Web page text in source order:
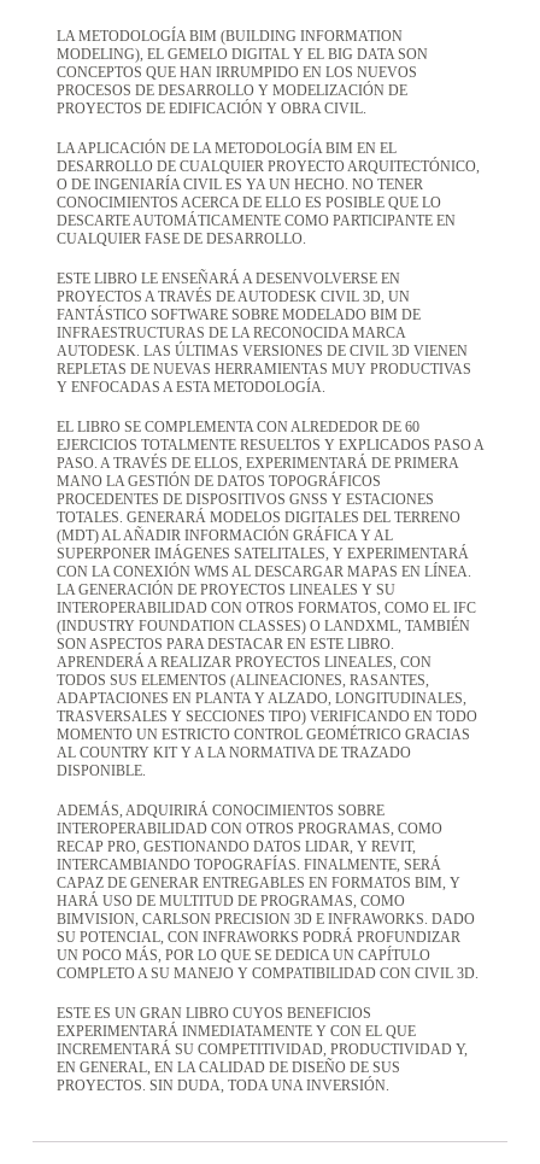
LA METODOLOGÍA BIM (BUILDING INFORMATION
MODELING), EL GEMELO DIGITAL Y EL BIG DATA SON
CONCEPTOS QUE HAN IRRUMPIDO EN LOS NUEVOS
PROCESOS DE DESARROLLO Y MODELIZACIÓN DE
PROYECTOS DE EDIFICACIÓN Y OBRA CIVIL.
LA APLICACIÓN DE LA METODOLOGÍA BIM EN EL
DESARROLLO DE CUALQUIER PROYECTO ARQUITECTÓNICO,
O DE INGENIARÍA CIVIL ES YA UN HECHO. NO TENER
CONOCIMIENTOS ACERCA DE ELLO ES POSIBLE QUE LO
DESCARTE AUTOMÁTICAMENTE COMO PARTICIPANTE EN
CUALQUIER FASE DE DESARROLLO.
ESTE LIBRO LE ENSEÑARÁ A DESENVOLVERSE EN
PROYECTOS A TRAVÉS DE AUTODESK CIVIL 3D, UN
FANTÁSTICO SOFTWARE SOBRE MODELADO BIM DE
INFRAESTRUCTURAS DE LA RECONOCIDA MARCA
AUTODESK. LAS ÚLTIMAS VERSIONES DE CIVIL 3D VIENEN
REPLETAS DE NUEVAS HERRAMIENTAS MUY PRODUCTIVAS
Y ENFOCADAS A ESTA METODOLOGÍA.
EL LIBRO SE COMPLEMENTA CON ALREDEDOR DE 60
EJERCICIOS TOTALMENTE RESUELTOS Y EXPLICADOS PASO A
PASO. A TRAVÉS DE ELLOS, EXPERIMENTARÁ DE PRIMERA
MANO LA GESTIÓN DE DATOS TOPOGRÁFICOS
PROCEDENTES DE DISPOSITIVOS GNSS Y ESTACIONES
TOTALES. GENERARÁ MODELOS DIGITALES DEL TERRENO
(MDT) AL AÑADIR INFORMACIÓN GRÁFICA Y AL
SUPERPONER IMÁGENES SATELITALES, Y EXPERIMENTARÁ
CON LA CONEXIÓN WMS AL DESCARGAR MAPAS EN LÍNEA.
LA GENERACIÓN DE PROYECTOS LINEALES Y SU
INTEROPERABILIDAD CON OTROS FORMATOS, COMO EL IFC
(INDUSTRY FOUNDATION CLASSES) O LANDXML, TAMBIÉN
SON ASPECTOS PARA DESTACAR EN ESTE LIBRO.
APRENDERÁ A REALIZAR PROYECTOS LINEALES, CON
TODOS SUS ELEMENTOS (ALINEACIONES, RASANTES,
ADAPTACIONES EN PLANTA Y ALZADO, LONGITUDINALES,
TRASVERSALES Y SECCIONES TIPO) VERIFICANDO EN TODO
MOMENTO UN ESTRICTO CONTROL GEOMÉTRICO GRACIAS
AL COUNTRY KIT Y A LA NORMATIVA DE TRAZADO
DISPONIBLE.
ADEMÁS, ADQUIRIRÁ CONOCIMIENTOS SOBRE
INTEROPERABILIDAD CON OTROS PROGRAMAS, COMO
RECAP PRO, GESTIONANDO DATOS LIDAR, Y REVIT,
INTERCAMBIANDO TOPOGRAFÍAS. FINALMENTE, SERÁ
CAPAZ DE GENERAR ENTREGABLES EN FORMATOS BIM, Y
HARÁ USO DE MULTITUD DE PROGRAMAS, COMO
BIMVISION, CARLSON PRECISION 3D E INFRAWORKS. DADO
SU POTENCIAL, CON INFRAWORKS PODRÁ PROFUNDIZAR
UN POCO MÁS, POR LO QUE SE DEDICA UN CAPÍTULO
COMPLETO A SU MANEJO Y COMPATIBILIDAD CON CIVIL 3D.
ESTE ES UN GRAN LIBRO CUYOS BENEFICIOS
EXPERIMENTARÁ INMEDIATAMENTE Y CON EL QUE
INCREMENTARÁ SU COMPETITIVIDAD, PRODUCTIVIDAD Y,
EN GENERAL, EN LA CALIDAD DE DISEÑO DE SUS
PROYECTOS. SIN DUDA, TODA UNA INVERSIÓN.